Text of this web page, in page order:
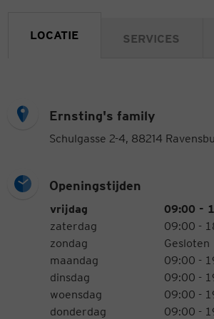
LOCATIE SERVICES
Ernsting's family
Schulgasse 2-4, 88214
Openingstijden
Openingstijden
Weekdag
vrijdag
09:00 -
zaterdag
09:00 -
zondag
Gesloten
maandag
09:00 -
dinsdag
09:00 -
woensdag
09:00 -
donderdag
09:00 -